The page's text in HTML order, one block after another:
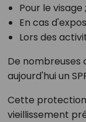
Pour le visage ;
En cas
Lors des
De
aujourd'hui un
Cette
vieillissement